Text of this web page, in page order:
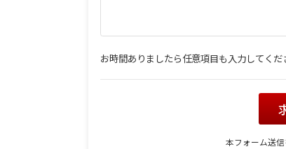
お時間ありましたら任意項目も入力してくだ
本フォーム送